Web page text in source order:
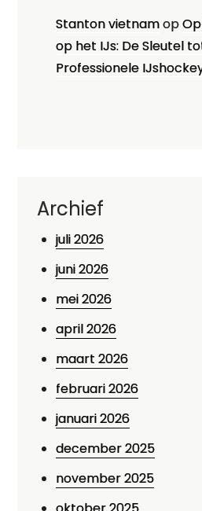
Stanton vietnamop
op het IJs: De Sleutel
Professionele
Archief
juli 2026
juni 2026
mei 2026
april 2026
maart 2026
februari 2026
januari 2026
december 2025
november 2025